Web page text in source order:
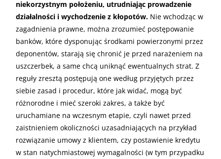
niekorzystnym położeniu, utrudniając prowadzenie
działalności i wychodzenie z kłopotów. Nie wchodząc w
zagadnienia prawne, można zrozumieć postępowanie
banków, które dysponując środkami powierzonymi przez
deponentów, starają się chronić je przed narażeniem na
uszczerbek, a same chcą uniknąć ewentualnych strat. Z
reguły zresztą postępują one według przyjętych przez
siebie zasad i procedur, które jak widać, mogą być
różnorodne i mieć szeroki zakres, a także być
uruchamiane na wczesnym etapie, czyli nawet przed
zaistnieniem okoliczności uzasadniających na przykład
rozwiązanie umowy z klientem, czy postawienie kredytu
w stan natychmiastowej wymagalności (w tym przypadku